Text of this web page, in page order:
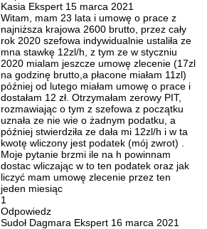
Kasia Ekspert 15 marca 2021
Witam, mam 23 lata i umowę o prace z
najniższa krajowa 2600 brutto, przez cały
rok 2020 szefowa indywidualnie ustaliła ze
mna stawkę 12zl/h, z tym ze w styczniu
2020 mialam jeszcze umowę zlecenie (17zl
na godzinę brutto,a płacone miałam 11zl)
później od lutego miałam umowę o prace i
dostałam 12 zł. Otrzymałam zerowy PIT,
rozmawiając o tym z szefowa z początku
uznała ze nie wie o żadnym podatku, a
później stwierdziła ze dała mi 12zl/h i w ta
kwotę wliczony jest podatek (mój zwrot) .
Moje pytanie brzmi ile na h powinnam
dostac wliczając w to ten podatek oraz jak
liczyć mam umowę zlecenie przez ten
jeden miesiąc
1
Odpowiedz
Sudoł Dagmara Ekspert 16 marca 2021